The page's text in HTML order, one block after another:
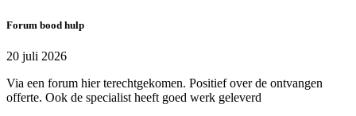
Forum bood hulp
20 juli 2026
Via een forum hier terechtgekomen. Positief over de ontvangen
offerte. Ook de specialist heeft goed werk geleverd